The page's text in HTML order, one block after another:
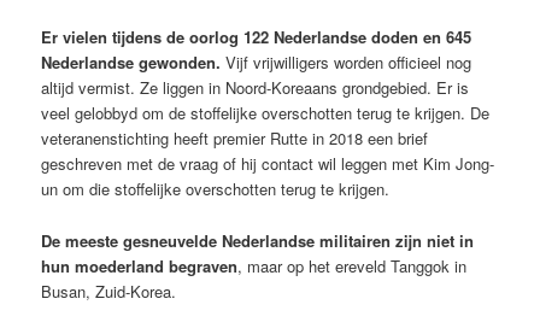
Er vielen tijdens de oorlog 122 Nederlandse doden en 645
Nederlandse gewonden.Vijf vrijwilligers worden officieel nog
altijd vermist. Ze liggen in Noord-Koreaans grondgebied. Er is
veel gelobbyd om de stoffelijke overschotten terug te krijgen. De
veteranenstichting heeft premier Rutte in 2018 een brief
geschreven met de vraag of hij contact wil leggen met Kim Jong-
un om die stoffelijke overschotten terug te krijgen.
De meeste gesneuvelde Nederlandse militairen zijn niet in
hun moederland begraven, maar op het ereveld Tanggok in
Busan, Zuid-Korea.